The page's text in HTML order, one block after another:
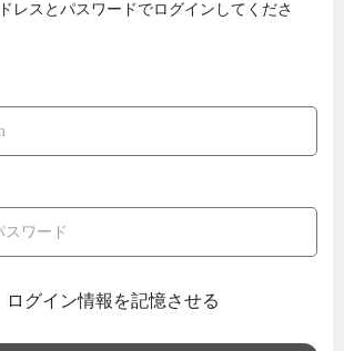
レスとパスワードでログインしてくださ
ログイン情報を記憶させる